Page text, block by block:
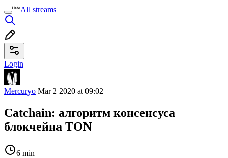
All streams
Login
Mercuryo Mar 2 2020 at 09:02
Catchain: алгоритм консенсуса
блокчейна TON
6 min